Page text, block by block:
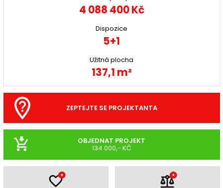
4 088 400 Kč
Dispozice
5+1
Užitná plocha
137,1 m²
ZEPTEJTE SE PROJEKTANTA
OBJEDNAT PROJEKT
134 000,- KČ
+ +